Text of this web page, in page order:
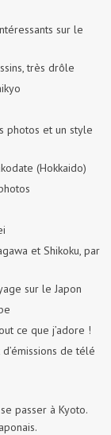
sur le
très drôle
photos et un style
(Hokkaido)
et Shikoku, par
sur le Japon
ce que j’adore !
de télé
passer à Kyoto.